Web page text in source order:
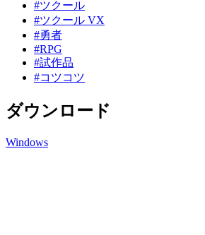
#ツクール
#ツクール VX
#勇者
#RPG
#試作品
#コツコツ
ダウンロード
Windows